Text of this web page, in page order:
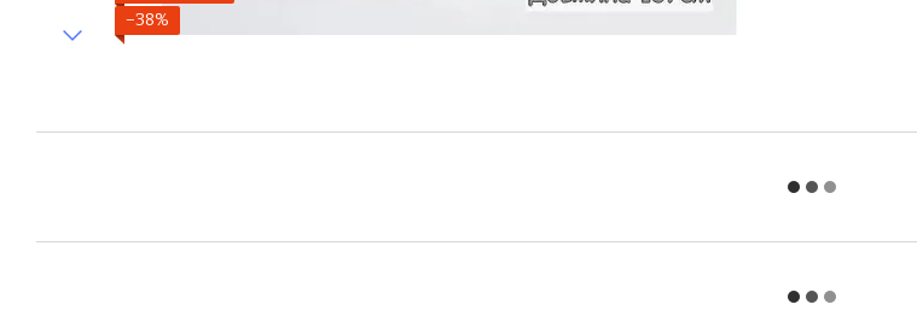
−38%